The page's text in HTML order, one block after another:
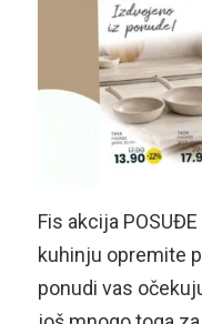
Fis akcija
kuhinju opremite
ponudi vas